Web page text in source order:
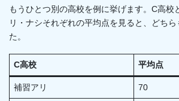
もうひとつ別の高校を例に挙げます。C高校
リ・ナシそれぞれの平均点を見ると、どち
た。
C高校 平均点
補習アリ 70